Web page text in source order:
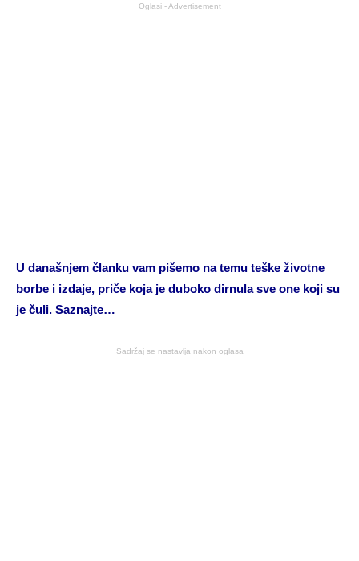
Oglasi - Advertisement
U današnjem članku vam pišemo na temu teške životne
borbe i izdaje, priče koja je duboko dirnula sve one koji su
je čuli. Saznajte…
Sadržaj se nastavlja nakon oglasa